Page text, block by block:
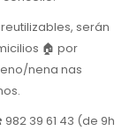
serán
🏠 por
nena nas
39 61 43 (de 9h